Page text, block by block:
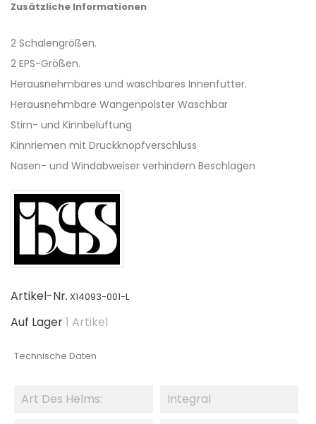
Zusätzliche Informationen
2 Schalengrößen.
2 EPS-Größen.
Herausnehmbares und waschbares Innenfutter.
Herausnehmbare Wangenpolster Waschbar
Stirn- und Kinnbelüftung
Kinnriemen mit Druckknopfverschluss
Nasen- und Windabweiser verhindern Beschlagen
Artikel-Nr. X14093-001-L
Auf Lager1 Artikel
Technische Daten
Art Des Helms: Integral